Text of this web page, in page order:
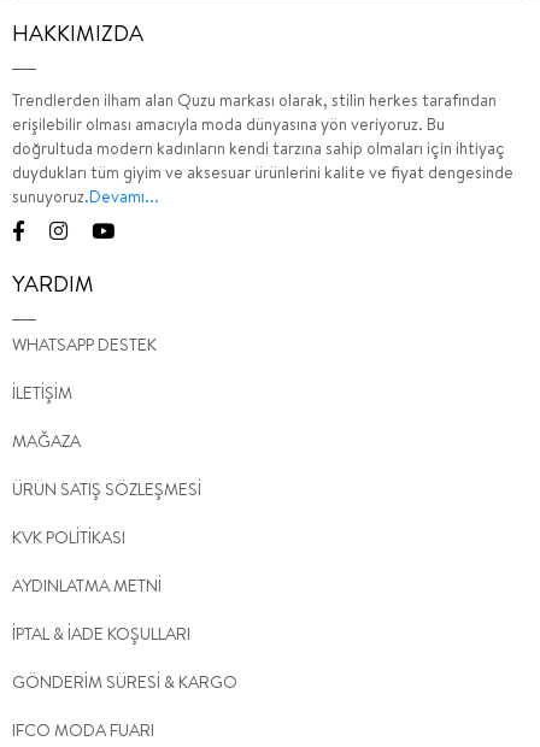
HAKKIMIZDA
Trendlerden ilham alan Quzu markası olarak, stilin herkes tarafından
erişilebilir olması amacıyla moda dünyasına yön veriyoruz. Bu
doğrultuda modern kadınların kendi tarzına sahip olmaları için ihtiyaç
duydukları tüm giyim ve aksesuar ürünlerini kalite ve fiyat dengesinde
sunuyoruz.Devamı...
YARDIM
WHATSAPP DESTEK
İLETİŞİM
MAĞAZA
ÜRÜN SATIŞ SÖZLEŞMESİ
KVK POLİTİKASI
AYDINLATMA METNİ
İPTAL & İADE KOŞULLARI
GÖNDERİM SÜRESİ & KARGO
IFCO MODA FUARI